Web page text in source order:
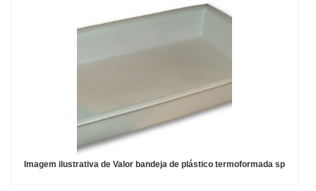
Imagem ilustrativa de Valor bandeja de plástico termoformada sp